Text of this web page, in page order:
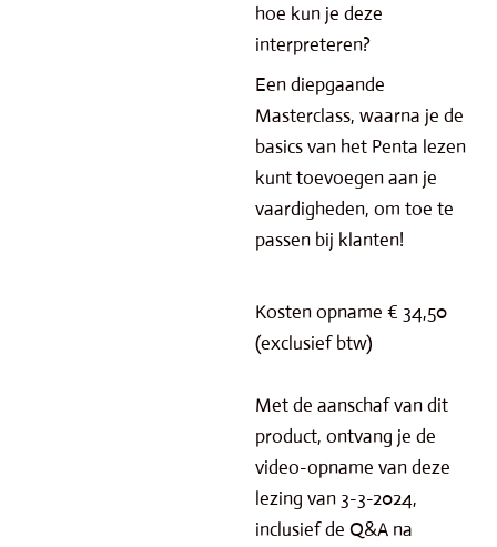
hoe kun je deze
interpreteren?
Een diepgaande
Masterclass, waarna je de
basics van het Penta lezen
kunt toevoegen aan je
vaardigheden, om toe te
passen bij klanten!
Kosten opname € 34,50
(exclusief btw)
Met de aanschaf van dit
product, ontvang je de
video-opname van deze
lezing van 3-3-2024,
inclusief de Q&A na